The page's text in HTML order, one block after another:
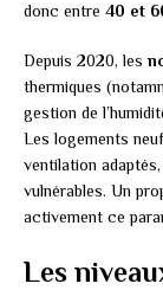
donc entre 40 et
Depuis 2020, les
thermiques
gestion de
Les logements
ventilation
vulnérables. Un
activement ce
Les